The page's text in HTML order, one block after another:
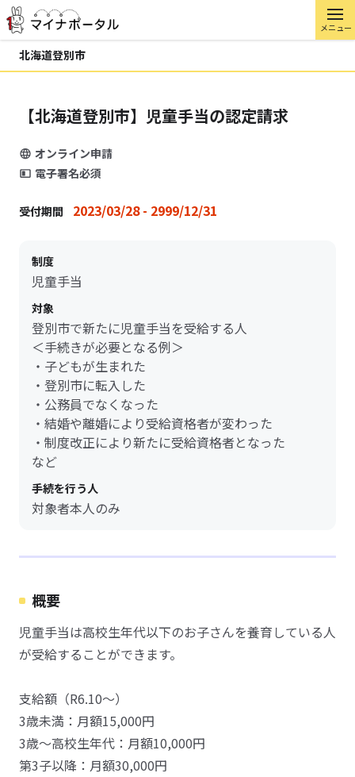
メニュー
北海道登別市
【北海道登別市】児童手当の認定請求
オンライン申請
電子署名必須
受付期間 2023/03/28 - 2999/12/31
制度
児童手当
対象
登別市で新たに児童手当を受給する人
＜手続きが必要となる例＞
・子どもが生まれた
・登別市に転入した
・公務員でなくなった
・結婚や離婚により受給資格者が変わった
・制度改正により新たに受給資格者となった
など
手続を行う人
対象者本人のみ
概要
児童手当は高校生年代以下のお子さんを養育している人
が受給することができます。
支給額（R6.10～）
3歳未満：月額15,000円
3歳～高校生年代：月額10,000円
第3子以降：月額30,000円